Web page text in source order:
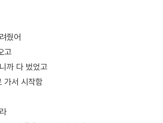
줬어
고
까 다 벘었고
가서 시작함